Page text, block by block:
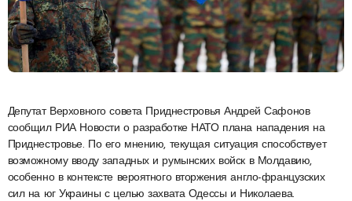
Депутат Верховного совета Приднестровья Андрей Сафонов
сообщил РИА Новости о разработке НАТО плана нападения на
Приднестровье. По его мнению, текущая ситуация способствует
возможному вводу западных и румынских войск в Молдавию,
особенно в контексте вероятного вторжения англо-французских
сил на юг Украины с целью захвата Одессы и Николаева.